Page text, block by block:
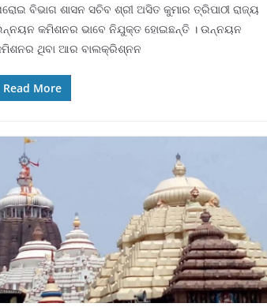
ବିଭାଗ ଶାସନ ସଚିବ ଶ୍ରୀ ଅସିତ କୁମାର ତ୍ରିପାଠୀ ରାଜ୍ୟ
କମିଶନର ଭାବେ ନିଯୁକ୍ତ ହୋଇଛନ୍ତି । ଉନ୍ନୟନ
ଥିବା ଆର ବାଲକ୍ରିଶ୍ନନ
Read More